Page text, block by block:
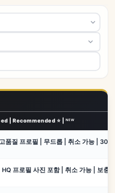
| Recommended ⭐ | ᴺᴱᵂ
품질 프로필 | 무드롭 | 취소 가능 | 30
HQ 프로필 사진 포함 | 취소 가능 | 보